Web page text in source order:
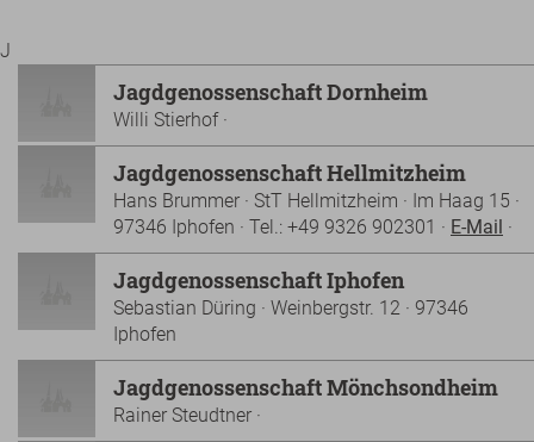
J
Jagdgenossenschaft Dornheim
Willi Stierhof ·
Jagdgenossenschaft Hellmitzheim
Hans Brummer · StT Hellmitzheim · Im Haag 15 ·
97346 Iphofen · Tel.: +49 9326 902301 · E-Mail ·
Jagdgenossenschaft Iphofen
Sebastian Düring · Weinbergstr. 12 · 97346
Iphofen
Jagdgenossenschaft Mönchsondheim
Rainer Steudtner ·